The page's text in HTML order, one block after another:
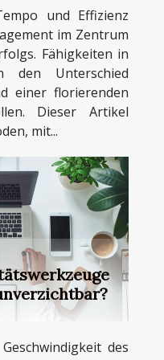
und Effizienz
im Zentrum
Fähigkeiten in
den Unterschied
einer florierenden
Dieser Artikel
mit...
des